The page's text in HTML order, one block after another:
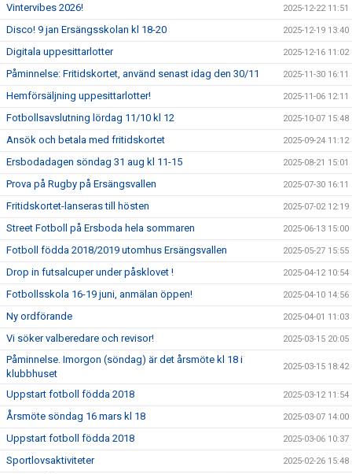
Vintervibes 2026! 2025-12-22 11:51
Disco! 9 jan Ersängsskolan kl 18-20 2025-12-19 13:40
Digitala uppesittarlotter 2025-12-16 11:02
Påminnelse: Fritidskortet, använd senast idag den 30/11 2025-11-30 16:11
Hemförsäljning uppesittarlotter! 2025-11-06 12:11
Fotbollsavslutning lördag 11/10 kl 12 2025-10-07 15:48
Ansök och betala med fritidskortet 2025-09-24 11:12
Ersbodadagen söndag 31 aug kl 11-15 2025-08-21 15:01
Prova på Rugby på Ersängsvallen 2025-07-30 16:11
Fritidskortet-lanseras till hösten 2025-07-02 12:19
Street Fotboll på Ersboda hela sommaren 2025-06-13 15:00
Fotboll födda 2018/2019 utomhus Ersängsvallen 2025-05-27 15:55
Drop in futsalcuper under påsklovet ! 2025-04-12 10:54
Fotbollsskola 16-19 juni, anmälan öppen! 2025-04-10 14:56
Ny ordförande 2025-04-01 11:03
Vi söker valberedare och revisor! 2025-03-15 20:05
Påminnelse. Imorgon (söndag) är det årsmöte kl 18 i
klubbhuset
2025-03-15 18:42
Uppstart fotboll födda 2018 2025-03-12 11:54
Årsmöte söndag 16 mars kl 18 2025-03-07 14:00
Uppstart fotboll födda 2018 2025-03-06 10:37
Sportlovsaktiviteter 2025-02-26 15:48